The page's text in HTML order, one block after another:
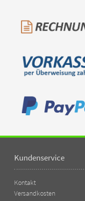
Kundenservice
Kontakt
Versandkosten